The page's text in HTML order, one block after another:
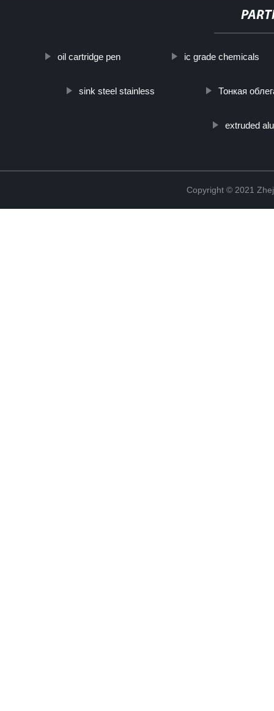
oil cartridge pen ic grade chemicals
sink steel stainless Тонкая
extruded
Copyright © 2021